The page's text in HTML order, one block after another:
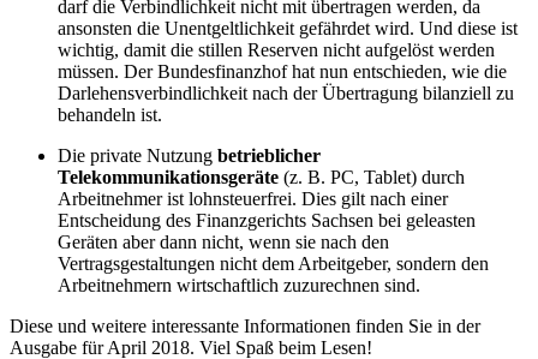
darf die Verbindlichkeit nicht mit übertragen werden, da
ansonsten die Unentgeltlichkeit gefährdet wird. Und diese ist
wichtig, damit die stillen Reserven nicht aufgelöst werden
müssen. Der Bundesfinanzhof hat nun entschieden, wie die
Darlehensverbindlichkeit nach der Übertragung bilanziell zu
behandeln ist.
Die private Nutzung betrieblicher
Telekommunikationsgeräte (z. B. PC, Tablet) durch
Arbeitnehmer ist lohnsteuerfrei. Dies gilt nach einer
Entscheidung des Finanzgerichts Sachsen bei geleasten
Geräten aber dann nicht, wenn sie nach den
Vertragsgestaltungen nicht dem Arbeitgeber, sondern den
Arbeitnehmern wirtschaftlich zuzurechnen sind.
Diese und weitere interessante Informationen finden Sie in der
Ausgabe für April 2018. Viel Spaß beim Lesen!